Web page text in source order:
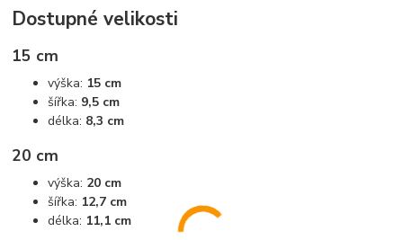
Dostupné velikosti
15 cm
výška: 15 cm
šířka: 9,5 cm
délka: 8,3 cm
20 cm
výška: 20 cm
šířka: 12,7 cm
délka: 11,1 cm